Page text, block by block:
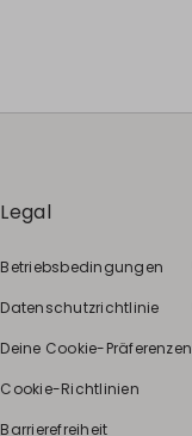
Legal
Betriebsbedingungen
Datenschutzrichtlinie
Deine Cookie-Präferenzen
Cookie-Richtlinien
Barrierefreiheit